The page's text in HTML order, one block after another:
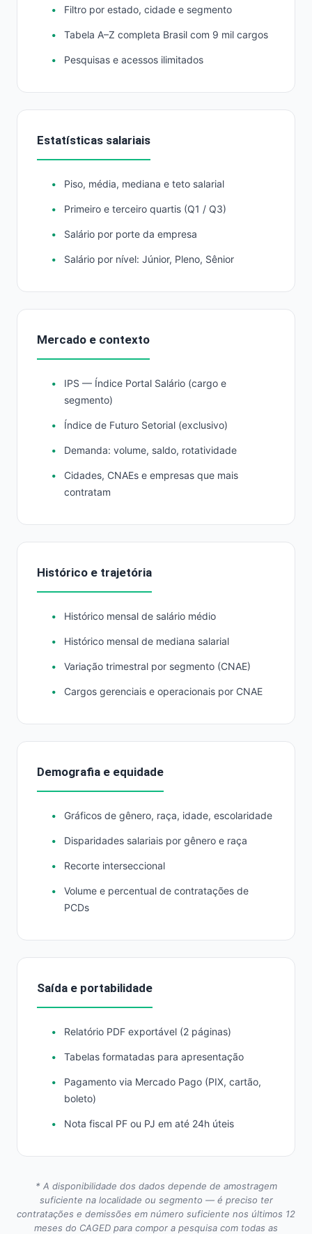
Filtro por estado, cidade e segmento
Tabela A–Z completa Brasil com 9 mil cargos
Pesquisas e acessos ilimitados
Estatísticas salariais
Piso, média, mediana e teto salarial
Primeiro e terceiro quartis (Q1 / Q3)
Salário por porte da empresa
Salário por nível: Júnior, Pleno, Sênior
Mercado e contexto
IPS — Índice Portal Salário (cargo e
segmento)
Índice de Futuro Setorial (exclusivo)
Demanda: volume, saldo, rotatividade
Cidades, CNAEs e empresas que mais
contratam
Histórico e trajetória
Histórico mensal de salário médio
Histórico mensal de mediana salarial
Variação trimestral por segmento (CNAE)
Cargos gerenciais e operacionais por CNAE
Demografia e equidade
Gráficos de gênero, raça, idade, escolaridade
Disparidades salariais por gênero e raça
Recorte interseccional
Volume e percentual de contratações de
PCDs
Saída e portabilidade
Relatório PDF exportável (2 páginas)
Tabelas formatadas para apresentação
Pagamento via Mercado Pago (PIX, cartão,
boleto)
Nota fiscal PF ou PJ em até 24h úteis
* A disponibilidade dos dados depende de amostragem
suficiente na localidade ou segmento — é preciso ter
contratações e demissões em número suficiente nos últimos 12
meses do CAGED para compor a pesquisa com todas as